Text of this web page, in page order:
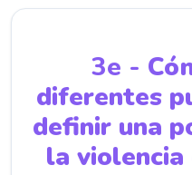
3e -
diferentes
definir una
la